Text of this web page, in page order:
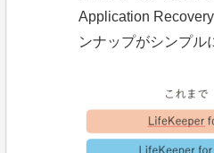
Application
ンナップがシンプル